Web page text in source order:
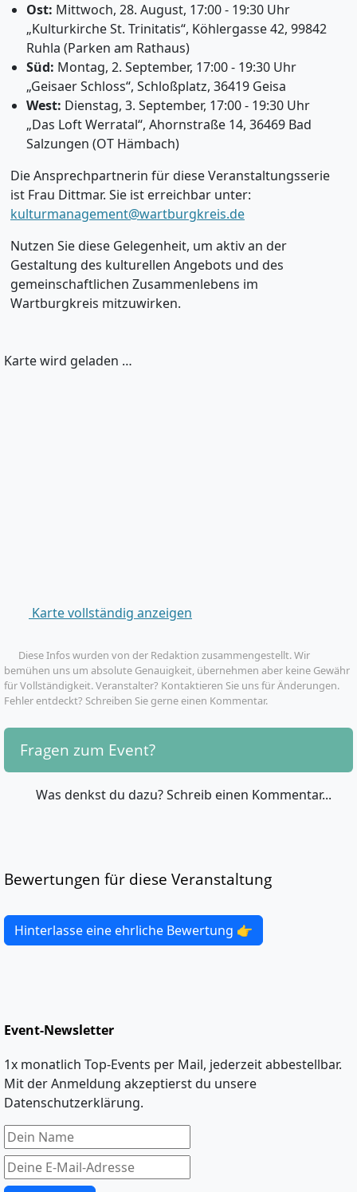
Ost: Mittwoch, 28. August, 17:00 - 19:30 Uhr
„Kulturkirche St. Trinitatis“, Köhlergasse 42, 99842
Ruhla (Parken am Rathaus)
Süd: Montag, 2. September, 17:00 - 19:30 Uhr
„Geisaer Schloss“, Schloßplatz, 36419 Geisa
West: Dienstag, 3. September, 17:00 - 19:30 Uhr
„Das Loft Werratal“, Ahornstraße 14, 36469 Bad
Salzungen (OT Hämbach)
Die Ansprechpartnerin für diese Veranstaltungsserie
ist Frau Dittmar. Sie ist erreichbar unter:
kulturmanagement@wartburgkreis.de
Nutzen Sie diese Gelegenheit, um aktiv an der
Gestaltung des kulturellen Angebots und des
gemeinschaftlichen Zusammenlebens im
Wartburgkreis mitzuwirken.
Karte wird geladen …
Karte vollständig anzeigen
️ Diese Infos wurden von der Redaktion zusammengestellt. Wir
bemühen uns um absolute Genauigkeit, übernehmen aber keine Gewähr
für Vollständigkeit. Veranstalter? Kontaktieren Sie uns für Änderungen.
Fehler entdeckt? Schreiben Sie gerne einen Kommentar.
Fragen zum Event?
Was denkst du dazu? Schreib einen Kommentar...
Bewertungen für diese Veranstaltung
Hinterlasse eine ehrliche Bewertung 👉
Event-Newsletter
1x monatlich Top-Events per Mail, jederzeit abbestellbar.
Mit der Anmeldung akzeptierst du unsere
Datenschutzerklärung.